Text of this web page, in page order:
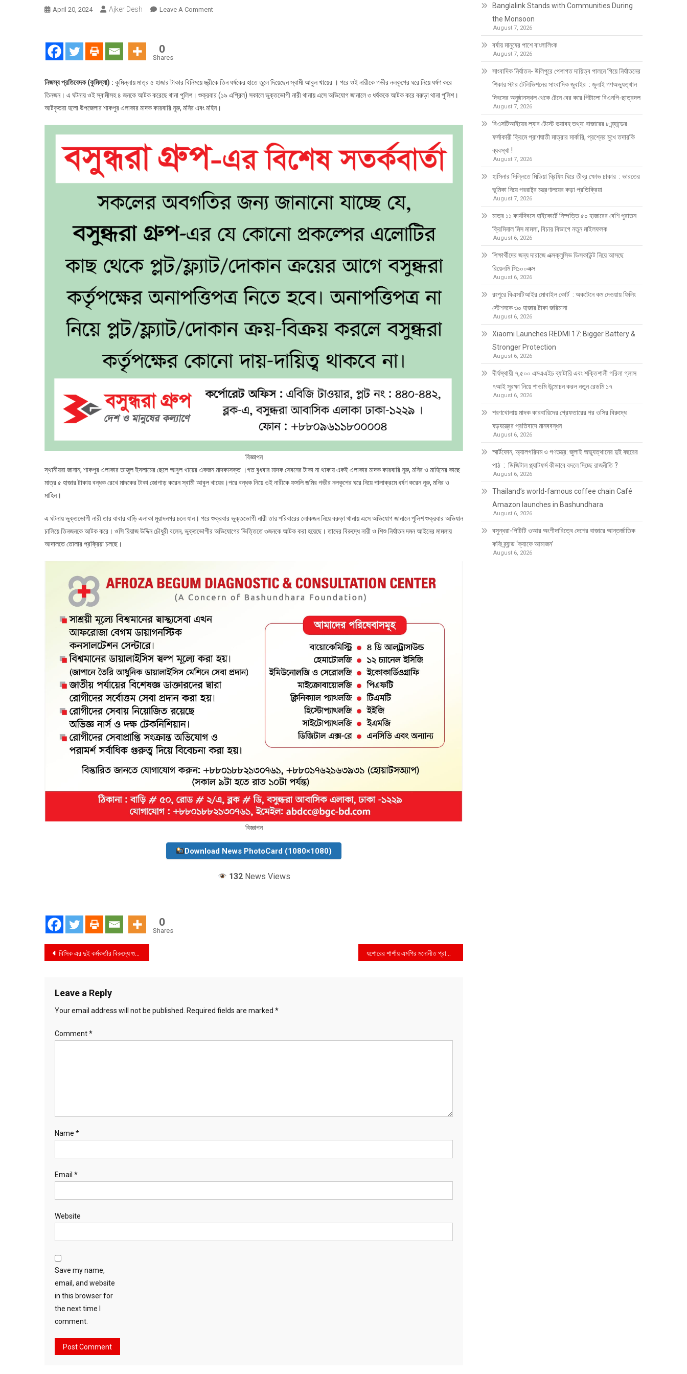
April 20, 2024 Ajker Desh Leave A CommentOn
সেবন!
গণধর্ষণের
স্বামী
মাদক
কারবারিসহ
৩
0
Shares
নিজস্ব প্রতিবেদক (কুমিল্লা) : কুমিল্লায় মাত্র ৫ হাজার টাকার বিনিময়ে স্ত্রীকে তিন ধর্ষকের হাতে তুলে দিয়েছেন স্বামী আবুল খায়ের । পরে ওই নারীকে গভীর নলকূপের ঘরে নিয়ে ধর্ষণ করে
তিনজন। এ ঘটনায় ওই স্বামীসহ ৪ জনকে আটক করেছে থানা পুলিশ। শুক্রবার (১৯ এপ্রিল) সকালে ভুক্তভোগী নারী থানায় এসে অভিযোগ জানালে ৩ ধর্ষককে আটক করে বরুড়া থানা পুলিশ।
আটকৃতরা হলো উপজেলার শাকপুর এলাকার মাদক কারবারি নূরু, মনির এবং মহিন।
বিজ্ঞাপন
স্থানীয়রা জানান, শাকপুর এলাকার তাজুল ইসলামের ছেলে আবুল খায়ের একজন মাদকাসক্ত ।গত বুধবার মাদক সেবনের টাকা না থাকায় একই এলাকার মাদক কারবারি নূরু, মনির ও মাহিনের কাছে
মাত্র ৫ হাজার টাকায় বন্ধক রেখে মাদকের টাকা জোগাড় করেন স্বামী আবুল খায়ের।পরে বন্ধক নিয়ে ওই নারীকে ফসলি জমির গভীর নলকূপের ঘরে নিয়ে পালাক্রমে ধর্ষণ করেন নূরু, মনির ও
মাহিন।
এ ঘটনায় ভুক্তভোগী নারী তার বাবার বাড়ি এলাকা মুরাদনগর চলে যান। পরে শুক্রবার ভুক্তভোগী নারী তার পরিবারের লোকজন নিয়ে বরুড়া থানায় এসে অভিযোগ জানালে পুলিশ শুক্রবার অভিযান
চালিয়ে তিনজনকে আটক করে। ওসি রিয়াজ উদ্দিন চৌধুরী বলেন, ভুক্তভোগীর অভিযোগের ভিত্তিতে ৩জনকে আটক করা হয়েছে। তাদের বিরুদ্ধে নারী ও শিশু নির্যাতন দমন আইনের মামলায়
আদালতে তোলার প্রক্রিয়া চলছে।
বিজ্ঞাপন
Download News PhotoCard (1080×1080)
132News Views
0
Shares
Post
বিসিক এর দুই কর্মকর্তার বিরুদ্ধে গুরুতর অভিযোগ!
Leave a Reply
Your email address will not be published. Required fields are marked *
Comment*
Name *
Email *
Website
Save my name,
email, and website
in this browser for
the next time I
comment.
Banglalink Stands with Communities During
the Monsoon
August 7, 2026
বর্ষায় মানুষের পাশে বাংলালিংক
August 7, 2026
সাংবাদিক নির্যাতন- উলিপুরে পেশাগত দায়িত্ব পালনে গিয়ে নির্যাতনের
শিকার স্টার টেলিভিশনের সাংবাদিক জুবাইর : জুলাই গণঅভ্যুত্থান
দিবসের অনুষ্ঠানস্থল থেকে টেনে বের করে পিটালো বিএনপি-ছাত্রদল
August 7, 2026
বিএসটিআইয়ের ল্যাব টেস্টে ভয়াবহ তথ্য: বাজারের ৮ ব্র্যান্ডের
ফর্সাকারী ক্রিমে প্রাণঘাতী মাত্রার মার্কারি, প্রশ্নের মুখে তদারকি
ব্যবস্থা !
August 7, 2026
হাসিনার দিল্লিতে মিডিয়া ব্রিফিং ঘিরে তীব্র ক্ষোভ ঢাকার : ভারতের
ভূমিকা নিয়ে পররাষ্ট্র মন্ত্রণালয়ের কড়া প্রতিক্রিয়া
August 7, 2026
মাত্র ১১ কার্যদিবসে হাইকোর্টে নিষ্পত্তি ৫০ হাজারের বেশি পুরাতন
ক্রিমিনাল মিস মামলা, বিচার বিভাগে নতুন মাইলফলক
August 6, 2026
শিক্ষার্থীদের জন্য দারাজে এক্সক্লুসিভ ডিসকাউন্ট নিয়ে আসছে
রিয়েলমি সি১০০এক্স
August 6, 2026
রংপুরে বিএসটিআইর মোবাইল কোর্ট : অকটেনে কম দেওয়ায় ফিলিং
স্টেশনকে ৩০ হাজার টাকা জরিমানা
August 6, 2026
Xiaomi Launches REDMI 17: Bigger Battery &
Stronger Protection
August 6, 2026
দীর্ঘস্থায়ী ৭,৫০০ এমএএইচ ব্যাটারি এবং শক্তিশালী গরিলা গ্লাস
৭আই সুরক্ষা নিয়ে শাওমি উন্মোচন করল নতুন রেডমি ১৭
August 6, 2026
শরণখোলায় মাদক কারবারিদের গ্রেফতারের পর ওসির বিরুদ্ধে
ষড়যন্ত্রের প্রতিবাদে মানববন্ধন
August 6, 2026
স্মার্টফোন, অ্যালগরিদম ও গণতন্ত্র: জুলাই অভ্যুত্থানের দুই বছরের
পাঠ : ডিজিটাল প্ল্যাটফর্ম কীভাবে বদলে দিচ্ছে রাজনীতি ?
August 6, 2026
Thailand’s world-famous coffee chain Café
Amazon launches in Bashundhara
August 6, 2026
বসুন্ধরা-পিটিটি ওআর অংশীদারিত্বে দেশের বাজারে আন্তর্জাতিক
কফি ব্র্যান্ড ‘ক্যাফে আমাজন’
August 6, 2026